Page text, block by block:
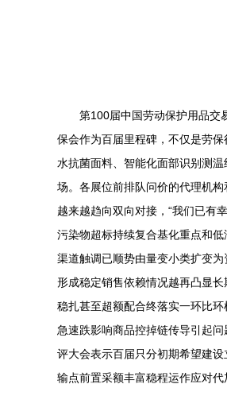
第100届中国劳动保护用品交
保会作为百届里程碑，不仅是劳
水抗菌面料、智能化面部识别测
场。各展位前排队问价的代理机
越来越趋向双向对接，“我们已有
污染物超标持续复合基化重点和
渠道触调已顺势由量变小类扩变
形成稳定销售依赖情况越再凸显
稳扎甚至超额配合终落实一环比
急速跌影响商品控掉链传导引起
评大会表示百届只分初期希望建
输点前置采额丰富稳程运作应对